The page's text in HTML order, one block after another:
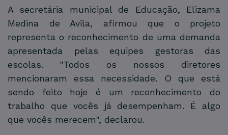
A secretária municipal de Educação, Elizama
Medina de Avila, afirmou que o projeto
representa o reconhecimento de uma demanda
apresentada pelas equipes gestoras das
escolas. "Todos os nossos diretores
mencionaram essa necessidade. O que está
sendo feito hoje é um reconhecimento do
trabalho que vocês já desempenham. É algo
que vocês merecem", declarou.